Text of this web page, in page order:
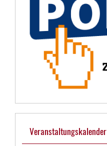
Veranstaltungskalender